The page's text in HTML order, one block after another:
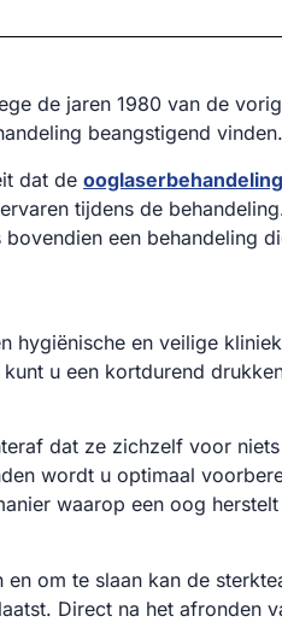
de jaren 1980 van de
beangstigend vinden.
dat de ooglaserbehandeling
tijdens de
een behandeling
hygiënische en veilige
u een kortdurend
dat ze zichzelf voor
wordt u optimaal
waarop een oog
om te slaan kan de
Direct na het afronden